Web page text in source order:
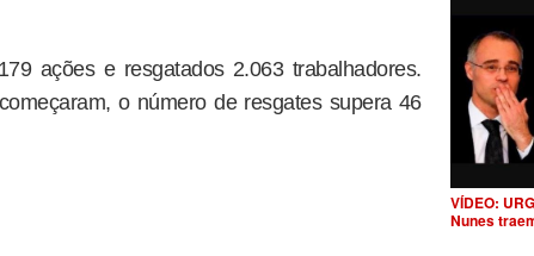
ações e resgatados 2.063 trabalhadores.
o número de resgates supera 46
VÍDEO:
Nunes